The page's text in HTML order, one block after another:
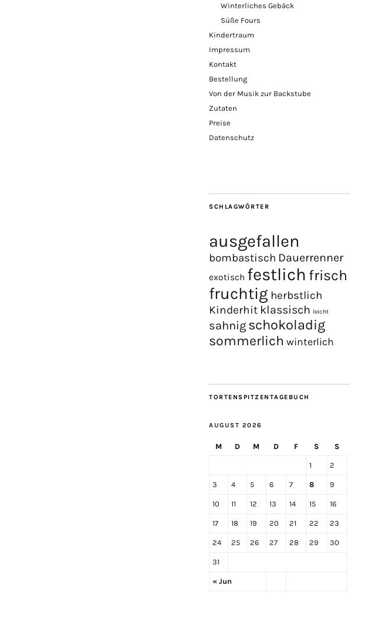
Winterliches Gebäck
Süße Fours
Kindertraum
Impressum
Kontakt
Bestellung
Von der Musik zur Backstube
Zutaten
Preise
Datenschutz
SCHLAGWÖRTER
ausgefallen
bombastisch Dauerrenner
exotisch festlich frisch
fruchtig herbstlich
Kinderhit klassisch leicht
sahnig schokoladig
sommerlich winterlich
TORTENSPITZENTAGEBUCH
AUGUST 2026
M D M D F S S
« Jun
1 2
3 4 5 6 7 8 9
10 11 12 13 14 15 16
17 18 19 20 21 22 23
24 25 26 27 28 29 30
31